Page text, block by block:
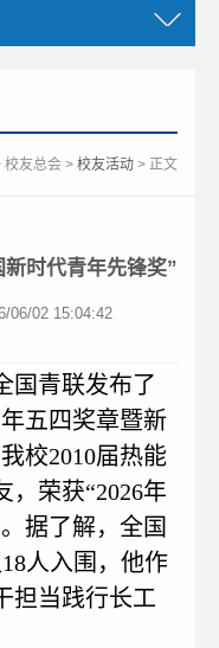
校友总会 > 校友活动 > 正文
时代青年先锋奖”
06/02 15:04:42
国青联发布了
五四奖章暨新
校2010届热能
，荣获“2026年
据了解，全国
人入围，他作
担当践行长工